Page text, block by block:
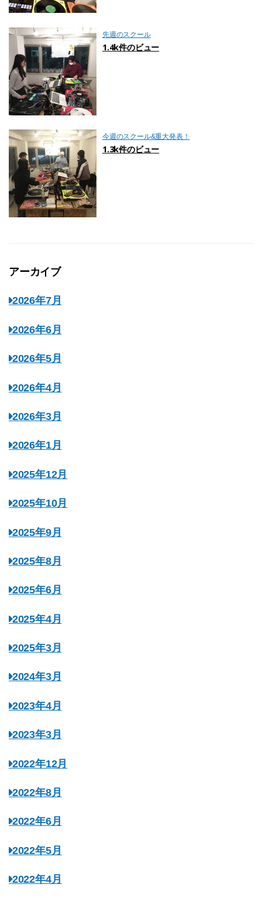
先週のスクール
1.4k件のビュー
今週のスクール&重大発表！
1.3k件のビュー
アーカイブ
2026年7月
2026年6月
2026年5月
2026年4月
2026年3月
2026年1月
2025年12月
2025年10月
2025年9月
2025年8月
2025年6月
2025年4月
2025年3月
2024年3月
2023年4月
2023年3月
2022年12月
2022年8月
2022年6月
2022年5月
2022年4月